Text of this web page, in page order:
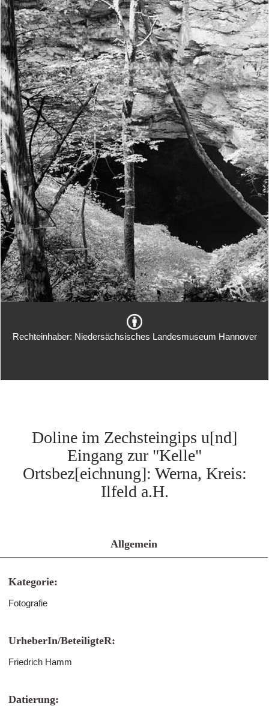
Rechteinhaber: Niedersächsisches Landesmuseum Hannover
Doline im Zechsteingips u[nd]
Eingang zur "Kelle"
Ortsbez[eichnung]: Werna, Kreis:
Ilfeld a.H.
Allgemein
Kategorie:
Fotografie
UrheberIn/BeteiligteR:
Friedrich Hamm
Datierung: